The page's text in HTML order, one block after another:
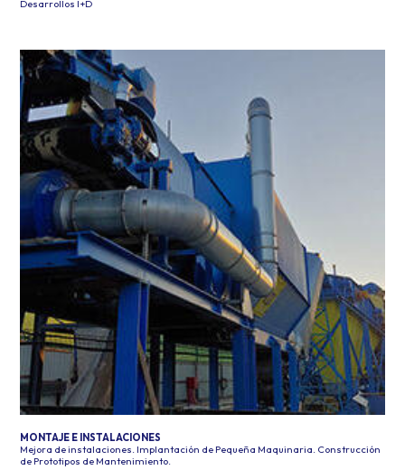
Desarrollos I+D
MONTAJE E INSTALACIONES
Mejora de instalaciones. Implantación de Pequeña Maquinaria. Construcción
de Prototipos de Mantenimiento.